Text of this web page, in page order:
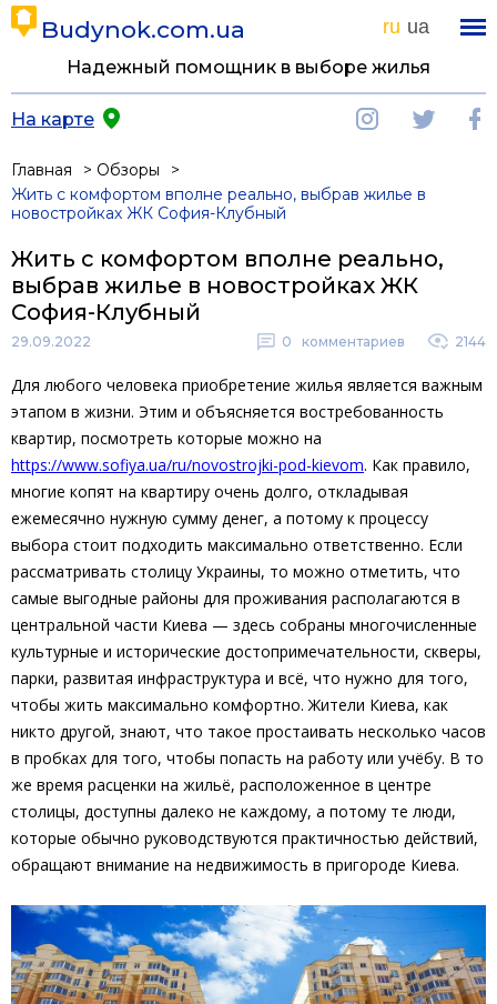
Budynok.com.ua ru ua
Надежный помощник в выборе жилья
На карте
Главная
Обзоры
Жить с комфортом вполне реально, выбрав жилье в
новостройках ЖК София-Клубный
Жить с комфортом вполне реально,
выбрав жилье в новостройках ЖК
София-Клубный
29.09.2022 0 комментариев 2144
Для любого человека приобретение жилья является важным
этапом в жизни. Этим и объясняется востребованность
квартир, посмотреть которые можно на
https://www.sofiya.ua/ru/novostrojki-pod-kievom. Как правило,
многие копят на квартиру очень долго, откладывая
ежемесячно нужную сумму денег, а потому к процессу
выбора стоит подходить максимально ответственно. Если
рассматривать столицу Украины, то можно отметить, что
самые выгодные районы для проживания располагаются в
центральной части Киева — здесь собраны многочисленные
культурные и исторические достопримечательности, скверы,
парки, развитая инфраструктура и всё, что нужно для того,
чтобы жить максимально комфортно. Жители Киева, как
никто другой, знают, что такое простаивать несколько часов
в пробках для того, чтобы попасть на работу или учёбу. В то
же время расценки на жильё, расположенное в центре
столицы, доступны далеко не каждому, а потому те люди,
которые обычно руководствуются практичностью действий,
обращают внимание на недвижимость в пригороде Киева.